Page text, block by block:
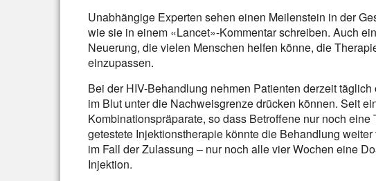
Unabhängige Experten sehen einen Meilenstein in der
wie sie in einem «Lancet»-Kommentar schreiben. Auch
Neuerung, die vielen Menschen helfen könne, die
einzupassen.
Bei der HIV-Behandlung nehmen Patienten derzeit
im Blut unter die Nachweisgrenze drücken können. Seit
Kombinationspräparate, so dass Betroffene nur noch eine
getestete Injektionstherapie könnte die Behandlung
im Fall der Zulassung – nur noch alle vier Wochen eine
Injektion.